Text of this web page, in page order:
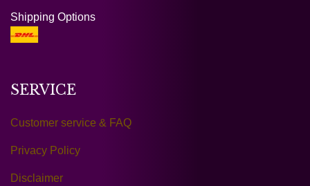
Shipping Options
SERVICE
Customer service & FAQ
Privacy Policy
Disclaimer